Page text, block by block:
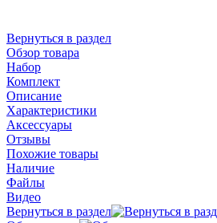
Вернуться в раздел
Обзор товара
Набор
Комплект
Описание
Характеристики
Аксессуары
Отзывы
Похожие товары
Наличие
Файлы
Видео
Вернуться в раздел